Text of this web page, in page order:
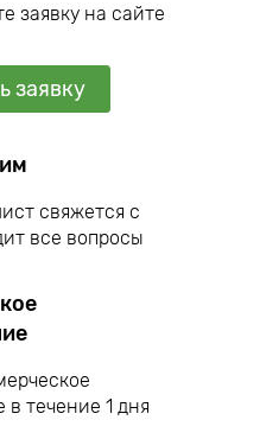
заявку на сайте
заявку
свяжется с
все вопросы
течение 1 дня